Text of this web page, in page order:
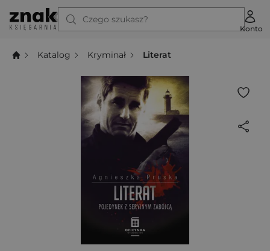
Czego szukasz?
Konto
Katalog Kryminał Literat